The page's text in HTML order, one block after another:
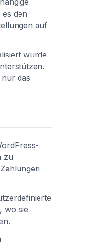
den
auf
wurde.
das
zu
wo sie